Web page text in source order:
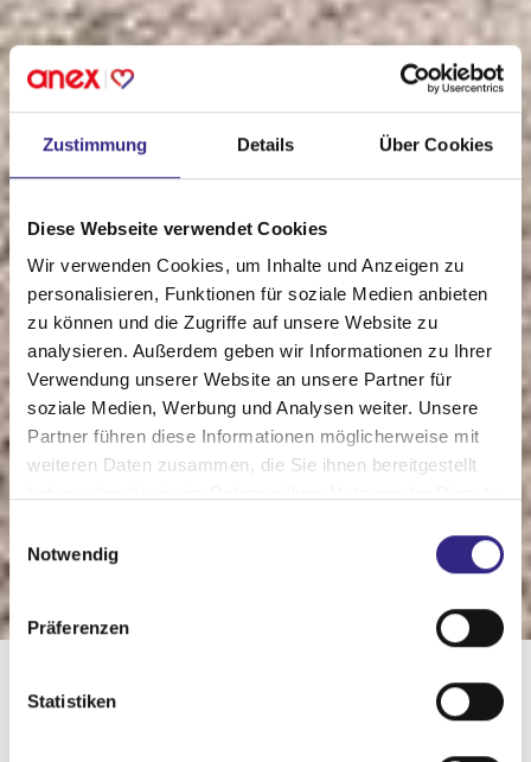
Zustimmung Details Über Cookies
Diese Webseite verwendet Cookies
Wir verwenden Cookies, um Inhalte und Anzeigen zu
personalisieren, Funktionen für soziale Medien anbieten
zu können und die Zugriffe auf unsere Website zu
analysieren. Außerdem geben wir Informationen zu Ihrer
Verwendung unserer Website an unsere Partner für
soziale Medien, Werbung und Analysen weiter. Unsere
Partner führen diese Informationen möglicherweise mit
weiteren Daten zusammen, die Sie ihnen bereitgestellt
Notwendig
Präferenzen
Statistiken